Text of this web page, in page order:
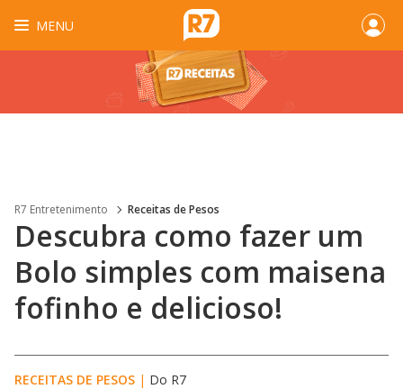
MENU
R7 Entretenimento Receitas de Pesos
Descubra como fazer um
Bolo simples com maisena
fofinho e delicioso!
RECEITAS DE PESOS | Do R7